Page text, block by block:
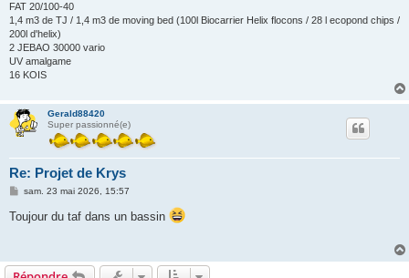
FAT 20/100-40
1,4 m3 de TJ / 1,4 m3 de moving bed (100l Biocarrier Helix flocons / 28 l ecopond chips /
200l d'helix)
2 JEBAO 30000 vario
UV amalgame
16 KOIS
Gerald88420
Super passionné(e)
Re: Projet de Krys
M
s
sam. 23 mai 2026, 15:57
Toujour du taf dans un bassin